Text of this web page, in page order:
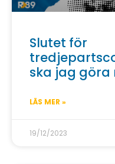
Slutet för
ska jag göra
LÄS MER »
19/12/2023